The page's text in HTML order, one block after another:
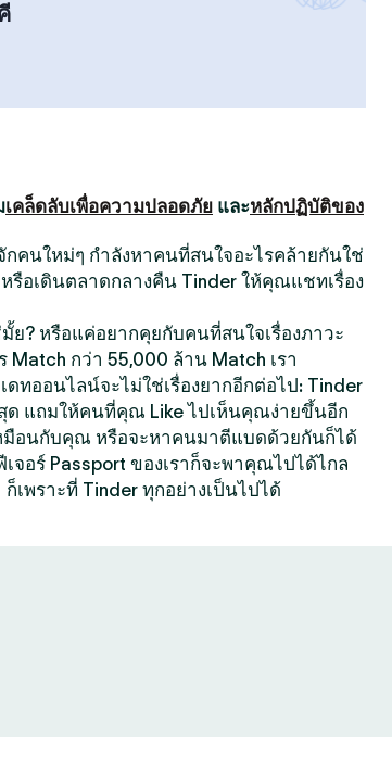
เคล็ดลับเพื่อความปลอดภัย และหลักปฏิบัติของ
คนใหม่ๆ กำลังหาคนที่สนใจอะไรคล้ายกันใช่
รือเดินตลาดกลางคืน Tinder ให้คุณแชทเรื่อง
ย? หรือแค่อยากคุยกับคนที่สนใจเรื่องภาวะ
กว่า 55,000 ล้าน Match เรา
ทออนไลน์จะไม่ใช่เรื่องยากอีกต่อไป: Tinder
ด แถมให้คนที่คุณ Like ไปเห็นคุณง่ายขึ้นอีก
มือนกับคุณ หรือจะหาคนมาตีแบดด้วยกันก็ได้
จอร์ Passport ของเราก็จะพาคุณไปได้ไกล
เพราะที่ Tinder ทุกอย่างเป็นไปได้